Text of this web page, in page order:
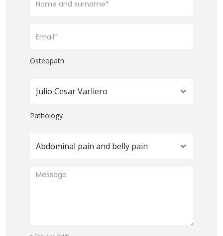
Osteopath
Julio Cesar Varliero
Pathology
Abdominal pain and belly pain